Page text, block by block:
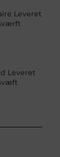
Leveret
Leveret